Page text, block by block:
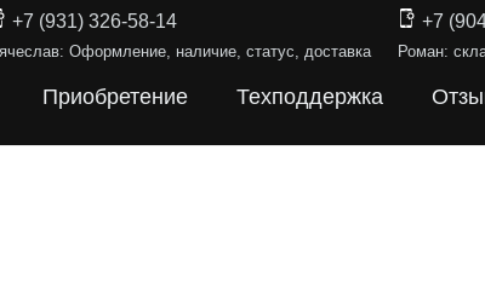
+7 (931) 326-58-14
Оформление, наличие, статус, доставка
+7
Роман:
Приобретение Техподдержка